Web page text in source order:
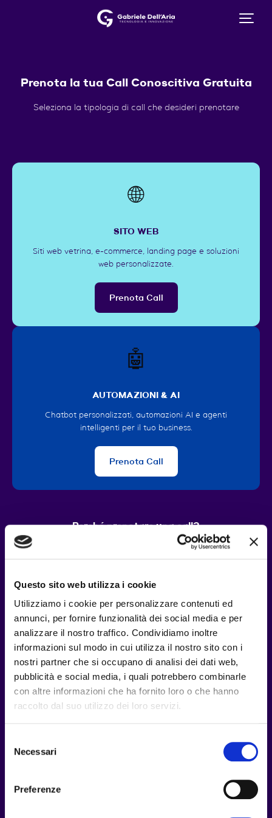
Questo sito web utilizza i cookie
Utilizziamo i cookie per personalizzare contenuti ed
annunci, per fornire funzionalità dei social media e per
analizzare il nostro traffico. Condividiamo inoltre
informazioni sul modo in cui utilizza il nostro sito con i
nostri partner che si occupano di analisi dei dati web,
pubblicità e social media, i quali potrebbero combinarle
con altre informazioni che ha fornito loro o che hanno
raccolto dal suo utilizzo dei loro servizi.
delNecessari
Preferenze
Prenota la tua Call Conoscitiva Gratuita
Seleziona la tipologia di call che desideri prenotare
🌐
SITO WEB
Siti web vetrina, e-commerce, landing page e soluzioni
web personalizzate.
Prenota Call
🤖
AUTOMAZIONI & AI
Chatbot personalizzati, automazioni AI e agenti
intelligenti per il tuo business.
Prenota Call
Perché prenotare una call?
💡
Consulenza Personalizzata
Analisi delle tue esigenze specifiche
⏱️
30 Minuti Gratuiti
Tempo sufficiente senza impegno